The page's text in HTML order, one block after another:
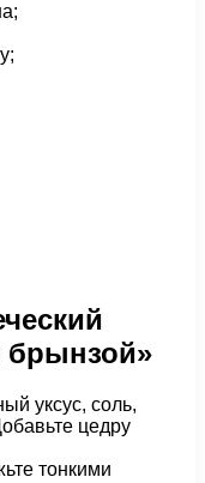
брынзой»
уксус, соль,
цедру
тонкими